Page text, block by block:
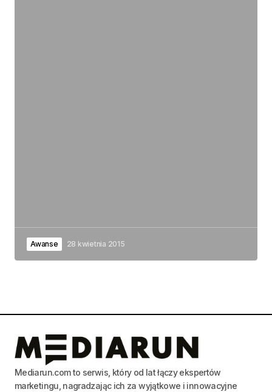
Awanse 28 kwietnia 2015
Mediarun.com to serwis, który od lat łączy ekspertów
marketingu, nagradzając ich za wyjątkowe i innowacyjne